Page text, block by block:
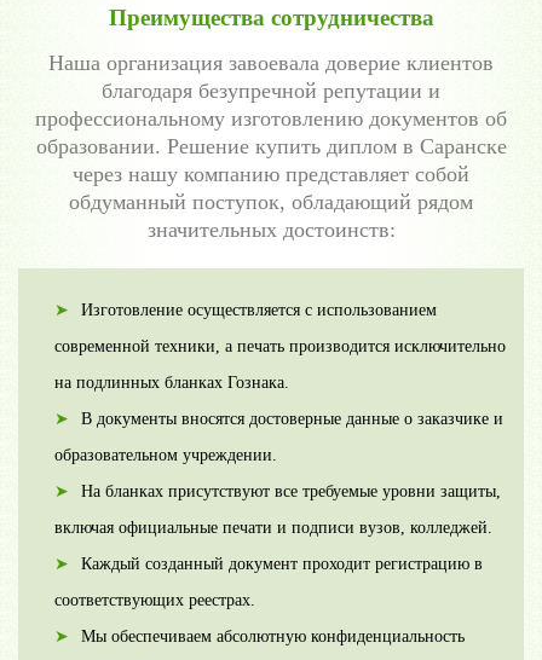
Преимущества сотрудничества
Наша организация завоевала доверие клиентов
благодаря безупречной репутации и
профессиональному изготовлению документов об
образовании. Решение купить диплом в Саранске
через нашу компанию представляет собой
обдуманный поступок, обладающий рядом
значительных достоинств:
Изготовление осуществляется с использованием
современной техники, а печать производится исключительно
на подлинных бланках Гознака.
В документы вносятся достоверные данные о заказчике и
образовательном учреждении.
На бланках присутствуют все требуемые уровни защиты,
включая официальные печати и подписи вузов, колледжей.
Каждый созданный документ проходит регистрацию в
соответствующих реестрах.
Мы обеспечиваем абсолютную конфиденциальность